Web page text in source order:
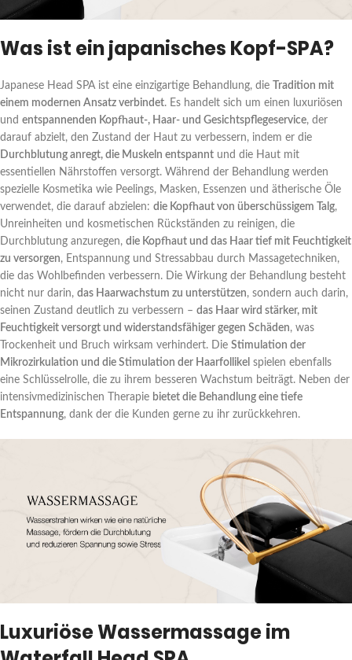
Was ist ein japanisches Kopf-SPA?
Japanese Head SPA ist eine einzigartige Behandlung, die
Tradition mit
einem modernen Ansatz verbindet. Es handelt sich um einen luxuriösen
und entspannenden Kopfhaut-, Haar- und Gesichtspflegeservice, der
darauf abzielt, den Zustand der Haut zu verbessern, indem er die
Durchblutung anregt, die Muskeln entspannt und die Haut mit
essentiellen Nährstoffen versorgt. Während der Behandlung werden
spezielle Kosmetika wie Peelings, Masken, Essenzen und ätherische Öle
verwendet, die darauf abzielen: die Kopfhaut von überschüssigem Talg,
Unreinheiten und kosmetischen Rückständen zu reinigen, die
Durchblutung anzuregen, die Kopfhaut und das Haar tief mit Feuchtigkeit
zu versorgen, Entspannung und Stressabbau durch Massagetechniken,
die das Wohlbefinden verbessern. Die Wirkung der Behandlung besteht
nicht nur darin, das Haarwachstum zu unterstützen, sondern auch darin,
seinen Zustand deutlich zu verbessern – das Haar wird stärker, mit
Feuchtigkeit versorgt und widerstandsfähiger gegen Schäden, was
Trockenheit und Bruch wirksam verhindert. Die Stimulation der
Mikrozirkulation und die Stimulation der Haarfollikel spielen ebenfalls
eine Schlüsselrolle, die zu ihrem besseren Wachstum beiträgt. Neben der
intensivmedizinischen Therapie bietet die Behandlung eine tiefe
Entspannung, dank der die Kunden gerne zu ihr zurückkehren.
Luxuriöse Wassermassage im